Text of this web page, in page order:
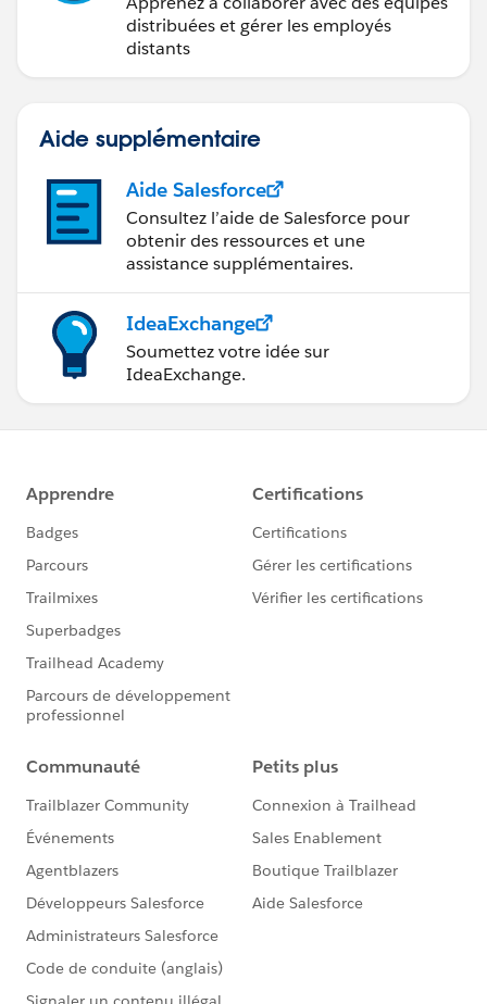
distribuées et gérer les employés
distants
Aide supplémentaire
Aide Salesforce
Consultez l’aide de Salesforce pour
obtenir des ressources et une
assistance supplémentaires.
IdeaExchange
Soumettez votre idée sur
IdeaExchange.